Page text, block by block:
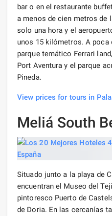
bar o en el restaurante
a menos de cien metros de
solo una hora y el
unos 15 kilómetros. A poca
parque temático Ferrari
Port Aventura y el parque
Pineda.
View prices for tours in
Meliá South
Situado junto a la playa de
encuentran el Museo del
pintoresco Puerto de
de Doria. En las cercanías